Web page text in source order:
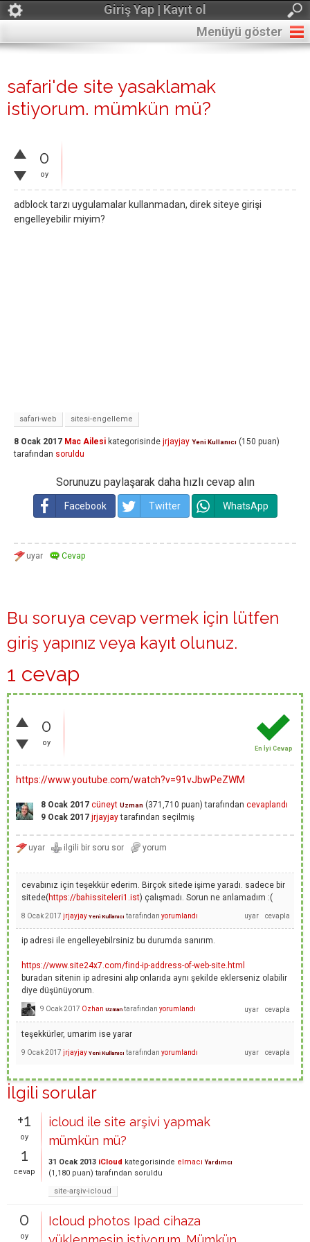
Giriş Yap | Kayıt ol
Menüyü göster
safari'de site yasaklamak
istiyorum. mümkün mü?
0
oy
adblock tarzı uygulamalar kullanmadan, direk siteye girişi
engelleyebilir miyim?
safari-web sitesi-engelleme
8 Ocak 2017 Mac Ailesi kategorisinde jrjayjay Yeni Kullanıcı (150 puan)
tarafından soruldu
Sorunuzu paylaşarak daha hızlı cevap alın
Facebook Twitter WhatsApp
Bu soruya cevap vermek için lütfen
giriş yapınız veya kayıt olunuz.
1 cevap
0
oy
En İyi Cevap
https://www.youtube.com/watch?v=91vJbwPeZWM
8 Ocak 2017 cüneyt Uzman (371,710 puan) tarafından cevaplandı
9 Ocak 2017 jrjayjaytarafından seçilmiş
cevabınız için teşekkür ederim. Birçok sitede işime yaradı. sadece bir
sitede( https://bahissiteleri1.ist) çalışmadı. Sorun ne anlamadım :(
8 Ocak 2017 jrjayjay Yeni Kullanıcı tarafından yorumlandı
ip adresi ile engelleyebilrsiniz bu durumda sanırım.
https://www.site24x7.com/find-ip-address-of-web-site.html
buradan sitenin ip adresini alıp onlarıda aynı şekilde eklerseniz olabilir
diye düşünüyorum.
9 Ocak 2017 Ozhan Uzman tarafından yorumlandı
teşekkürler, umarim ise yarar
9 Ocak 2017 jrjayjay Yeni Kullanıcı tarafından yorumlandı
İlgili sorular
+1
oy
1
cevap
icloud ile site arşivi yapmak
mümkün mü?
31 Ocak 2013 iCloud kategorisinde elmacı Yardımcı
(1,180 puan) tarafından soruldu
site-arşiv-icloud
0
oy
Icloud photos Ipad cihaza